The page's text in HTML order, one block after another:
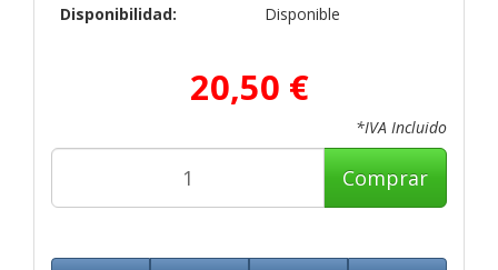
Disponibilidad:
Disponible
20,50 €
*IVA Incluido
Comprar